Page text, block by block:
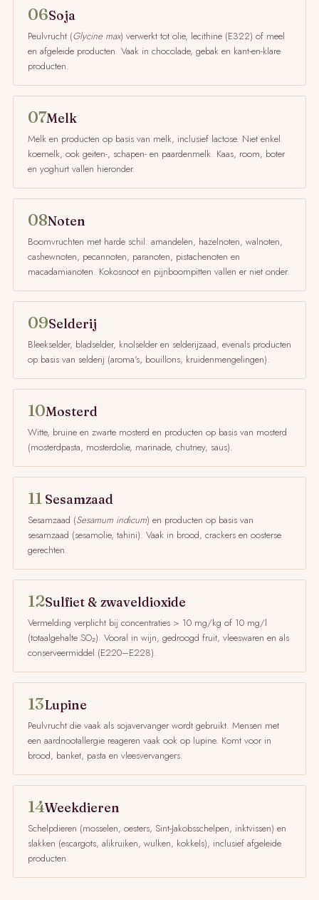
06Soja
Peulvrucht (Glycine max) verwerkt tot olie, lecithine (E322) of meel
en afgeleide producten. Vaak in chocolade, gebak en kant-en-klare
producten.
07Melk
Melk en producten op basis van melk, inclusief lactose. Niet enkel
koemelk, ook geiten-, schapen- en paardenmelk. Kaas, room, boter
en yoghurt vallen hieronder.
08Noten
Boomvruchten met harde schil: amandelen, hazelnoten, walnoten,
cashewnoten, pecannoten, paranoten, pistachenoten en
macadamianoten. Kokosnoot en pijnboompitten vallen er niet onder.
09Selderij
Bleekselder, bladselder, knolselder en selderijzaad, evenals producten
op basis van selderij (aroma's, bouillons, kruidenmengelingen).
10Mosterd
Witte, bruine en zwarte mosterd en producten op basis van mosterd
(mosterdpasta, mosterdolie, marinade, chutney, saus).
11 Sesamzaad
Sesamzaad (Sesamum indicum) en producten op basis van
sesamzaad (sesamolie, tahini). Vaak in brood, crackers en oosterse
gerechten.
12Sulfiet & zwaveldioxide
Vermelding verplicht bij concentraties > 10 mg/kg of 10 mg/l
(totaalgehalte SO₂). Vooral in wijn, gedroogd fruit, vleeswaren en als
conserveermiddel (E220–E228).
13Lupine
Peulvrucht die vaak als sojavervanger wordt gebruikt. Mensen met
een aardnootallergie reageren vaak ook op lupine. Komt voor in
brood, banket, pasta en vleesvervangers.
14Weekdieren
Schelpdieren (mosselen, oesters, Sint-Jakobsschelpen, inktvissen) en
slakken (escargots, alikruiken, wulken, kokkels), inclusief afgeleide
producten.